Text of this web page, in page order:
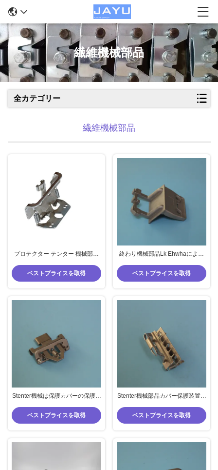
繊維機械部品
全カテゴリー
繊維機械部品
プロテクター テンター 機械部品
ー スペア
ベストプライスを取得
終わり機械部品Lk Ehwhaによっ
ホールダーの針のホールダー アル
ミニウム材料
ベストプライスを取得
Stenter機械は保護カバーの保護装
ペアーを分ける
ベストプライスを取得
Stenter機械部品カバー保護装置ク
Stenterスペアー
ベストプライスを取得